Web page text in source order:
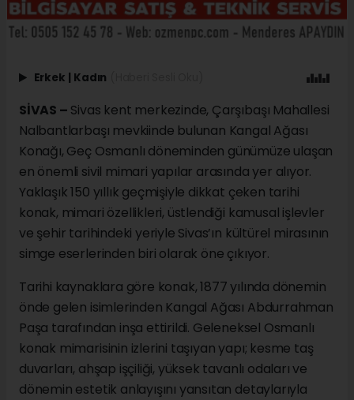
Erkek Kadın
SİVAS – Sivas kent merkezinde, Çarşıbaşı Mahallesi
Nalbantlarbaşı mevkiinde bulunan Kangal Ağası
Konağı, Geç Osmanlı döneminden günümüze ulaşan
en önemli sivil mimari yapılar arasında yer alıyor.
Yaklaşık 150 yıllık geçmişiyle dikkat çeken tarihi
konak, mimari özellikleri, üstlendiği kamusal işlevler
ve şehir tarihindeki yeriyle Sivas’ın kültürel mirasının
simge eserlerinden biri olarak öne çıkıyor.
Tarihi kaynaklara göre konak, 1877 yılında dönemin
önde gelen isimlerinden Kangal Ağası Abdurrahman
Paşa tarafından inşa ettirildi. Geleneksel Osmanlı
konak mimarisinin izlerini taşıyan yapı; kesme taş
duvarları, ahşap işçiliği, yüksek tavanlı odaları ve
dönemin estetik anlayışını yansıtan detaylarıyla